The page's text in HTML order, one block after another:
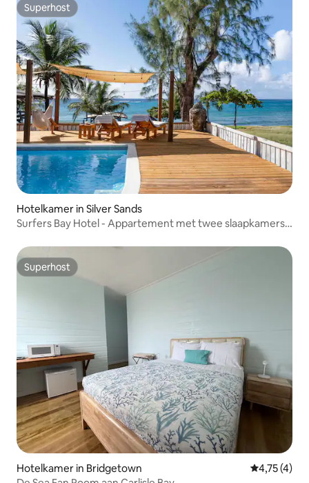
Superhost
Superhost
Hotelkamer in Silver Sands
Surfers Bay Hotel - Appartement met twee slaapkamers
Superhost
Superhost
Hotelkamer in Bridgetown
4,75 (4)